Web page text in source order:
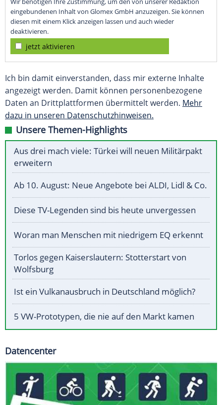
eingebundenen Inhalt von Glomex GmbH anzuzeigen. Sie können
diesen mit einem Klick anzeigen lassen und auch wieder
deaktivieren.
jetzt aktivieren
Ich bin damit einverstanden, dass mir externe Inhalte
angezeigt werden. Damit können personenbezogene
Daten an Drittplattformen übermittelt werden. Mehr
dazu in unseren Datenschutzhinweisen.
Unsere Themen-Highlights
Aus drei mach viele: Türkei will neuen Militärpakt
erweitern
Ab 10. August: Neue Angebote bei ALDI, Lidl & Co.
Diese TV-Legenden sind bis heute unvergessen
Woran man Menschen mit niedrigem EQ erkennt
Torlos gegen Kaiserslautern: Stotterstart von
Wolfsburg
Ist ein Vulkanausbruch in Deutschland möglich?
5 VW-Prototypen, die nie auf den Markt kamen
Datencenter